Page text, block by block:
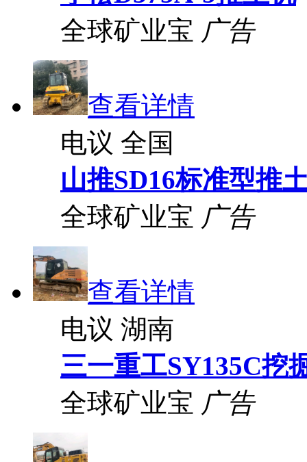
全球矿业宝 广告
查看详情
电议 全国
山推SD16标准型推
全球矿业宝 广告
查看详情
电议 湖南
三一重工SY135C挖
全球矿业宝 广告